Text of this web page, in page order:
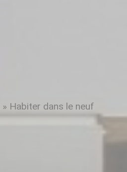
» Habiter dans le neuf